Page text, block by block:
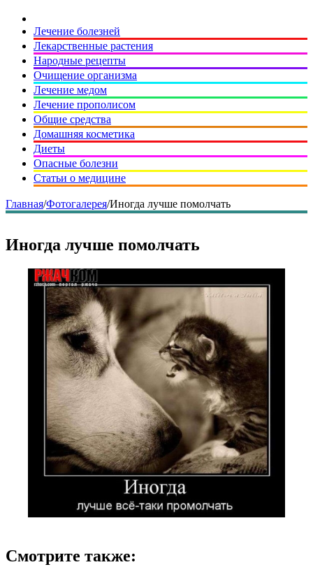
Лечение болезней
Лекарственные растения
Народные рецепты
Очищение организма
Лечение медом
Лечение прополисом
Общие средства
Домашняя косметика
Диеты
Опасные болезни
Статьи о медицине
Главная/Фотогалерея/Иногда лучше помолчать
Иногда лучше помолчать
Смотрите также: